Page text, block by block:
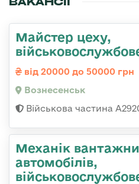
Майстер цеху,
від 20000 до 50000 грн
Вознесенськ
Військова частина
Механік
автомобілів,